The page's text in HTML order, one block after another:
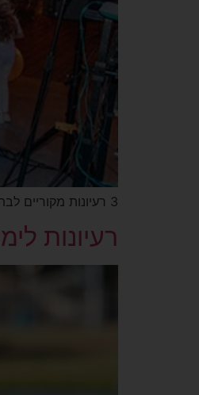
3 רעיונות מקוריים לבת מצווה שישדרגו לכם את האירוע.
רעיונות